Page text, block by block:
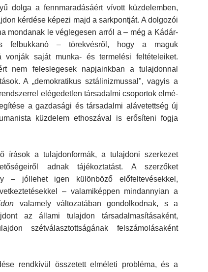
dolga a fenn­maradásáért vívott küzdelemben,
kérdése képezi majd a sarkpontját. A dolgozói
mondanak le végle­gesen arról a – még a Kádár-
felbukkanó – törekvésről, hogy a maguk
vonják saját munka- és termelési feltéte­leiket.
nem feleslegesek napjainkban a tulajdonnal
A „demokratikus sztálinizmussal", vagyis a
elégedetlen társadalmi csoportok elmé­
a gazdasági és társadalmi alávetettség új
küzdelem ethoszával is erősíteni fogja
írások a tulajdonformák, a tulajdoni szerkezet
adnak tájékoztatást. A szerzőket
– jóllehet igen különböző előfeltevésekkel,
– valamiképpen mindannyian a
valamely változatában gondolkodnak, s a
az állami tulajdon társadalmasításaként,
szétválasztottságának felszá­molásaként
rendkívül összetett elméleti probléma, és a